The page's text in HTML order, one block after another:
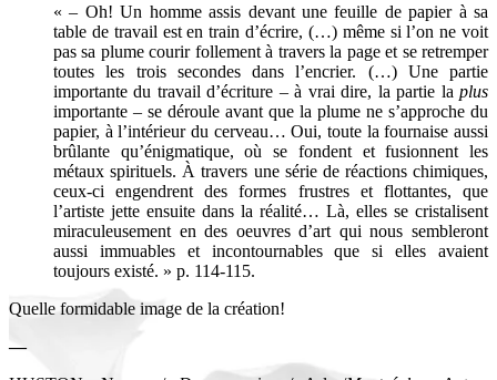
« – Oh! Un homme assis devant une feuille de papier à sa
table de travail est en train d’écrire, (…) même si l’on ne voit
pas sa plume courir follement à travers la page et se retremper
toutes les trois secondes dans l’encrier. (…) Une partie
importante du travail d’écriture – à vrai dire, la partie la plus
importante – se déroule avant que la plume ne s’approche du
papier, à l’intérieur du cerveau… Oui, toute la fournaise aussi
brûlante qu’énigmatique, où se fondent et fusionnent les
métaux spirituels. À travers une série de réactions chimiques,
ceux-ci engendrent des formes frustres et flottantes, que
l’artiste jette ensuite dans la réalité… Là, elles se cristalisent
miraculeusement en des oeuvres d’art qui nous sembleront
aussi immuables et incontournables que si elles avaient
toujours existé. » p. 114-115.
Quelle formidable image de la création!
—